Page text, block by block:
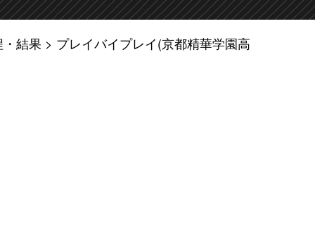
・結果
プレイバイプレイ(京都精華学園高